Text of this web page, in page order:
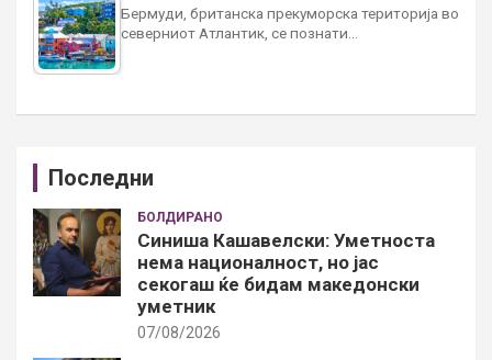
Бермуди, британска прекуморска територија во
северниот Атлантик, се познати…
Последни
БОЛДИРАНО
Синиша Кашавелски: Уметноста
нема националност, но јас
секогаш ќе бидам македонски
уметник
07/08/2026